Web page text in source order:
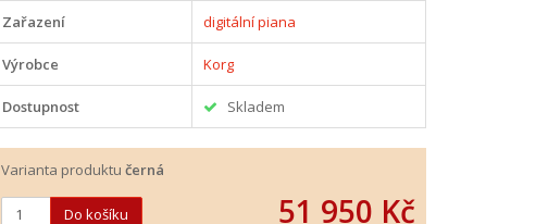
Zařazení digitální piana
Výrobce Korg
Dostupnost Skladem
Varianta produktu černá
51 950 Kč